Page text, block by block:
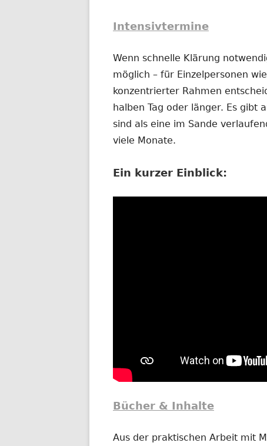
Intensivtermine
Wenn schnelle Klärung
möglich – für Einzelpersonen
konzentrierter Rahmen
halben Tag oder länger. Es gibt
sind als eine im Sande
viele Monate.
Ein kurzer Einblick:
Bücher & Inhalte
Aus der praktischen Arbeit mit